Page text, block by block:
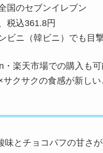
国のセブンイレブン
税込361.8円
ビニ（韓ビニ）でも目
・楽天市場での購入も
サクサクの食感が新しい
味とチョコパフの甘さ